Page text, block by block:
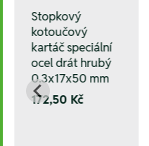
Stopkový
kotoučový
kartáč speciální
ocel drát hrubý
0.3x17x50 mm
172,50 Kč